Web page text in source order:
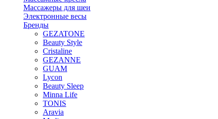
Массажеры для шеи
Электронные весы
Бренды
GEZATONE
Beauty Style
Cristaline
GEZANNE
GUAM
Lycon
Beauty Sleep
Minna Life
TONIS
Aravia